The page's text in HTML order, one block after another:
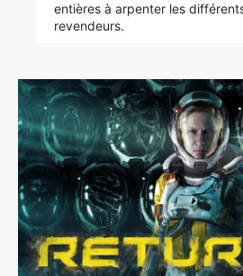
entières à arpenter les
revendeurs.